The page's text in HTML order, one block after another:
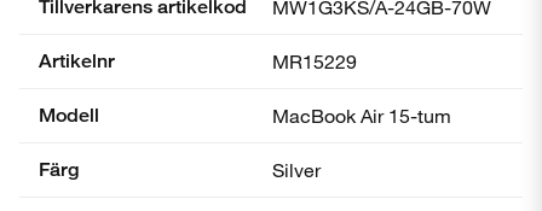
Tillverkarens artikelkod MW1G3KS/A-24GB-70W
Artikelnr MR15229
Modell MacBook Air 15-tum
Färg Silver